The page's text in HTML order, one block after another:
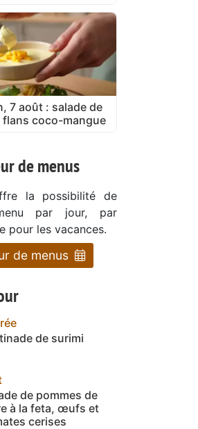
7 août : salade de
coco-mangue
de menus
la possibilité de
par jour, par
pour les vacances.
de menus
de surimi
de pommes de
à la feta, œufs et
cerises